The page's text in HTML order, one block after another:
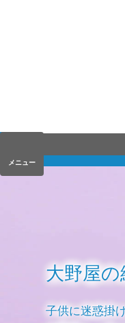
メニュー
大野屋の
子供に迷惑掛